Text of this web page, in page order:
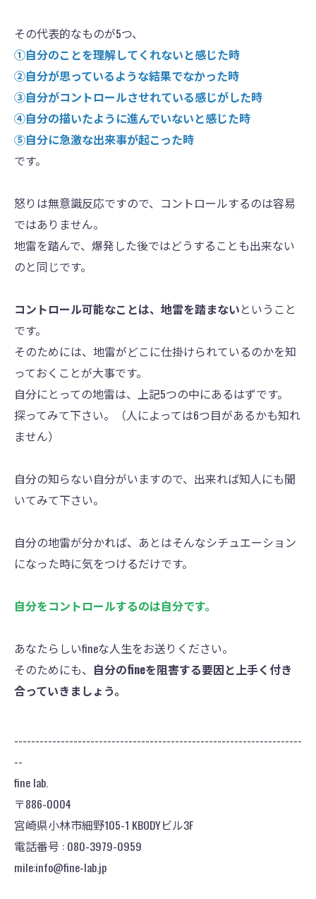
その代表的なものが5つ、
①自分のことを理解してくれないと感じた時
②自分が思っているような結果でなかった時
③自分がコントロールさせれている感じがした時
④自分の描いたように進んでいないと感じた時
⑤自分に急激な出来事が起こった時
です。
怒りは無意識反応ですので、コントロールするのは容易
ではありません。
地雷を踏んで、爆発した後ではどうすることも出来ない
のと同じです。
コントロール可能なことは、地雷を踏まないということ
です。
そのためには、地雷がどこに仕掛けられているのかを知
っておくことが大事です。
自分にとっての地雷は、上記5つの中にあるはずです。
探ってみて下さい。（人によっては6つ目があるかも知れ
ません）
自分の知らない自分がいますので、出来れば知人にも聞
いてみて下さい。
自分の地雷が分かれば、あとはそんなシチュエーション
になった時に気をつけるだけです。
自分をコントロールするのは自分です。
あなたらしいfineな人生をお送りください。
そのためにも、 自分のfineを阻害する要因と上手く付き
合っていきましょう。
--------------------------------------------------------------------
--
fine lab.
〒886-0004
宮崎県小林市細野105-1 KBODYビル3F
電話番号 : 080-3979-0959
mile:info@fine-lab.jp